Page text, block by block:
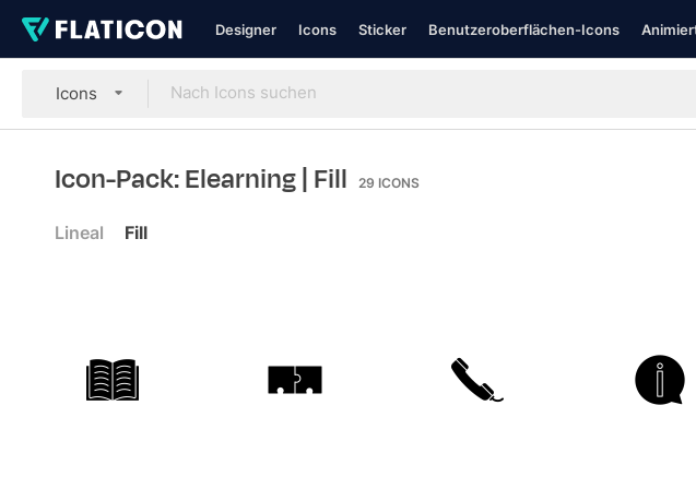
Designer Icons Sticker Benutzeroberflächen-Icons
Icons
Icon-Pack: Elearning| Fill 29 ICONS
Lineal Fill